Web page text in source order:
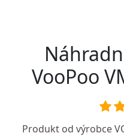
VooPoo
Produkt od výrobce